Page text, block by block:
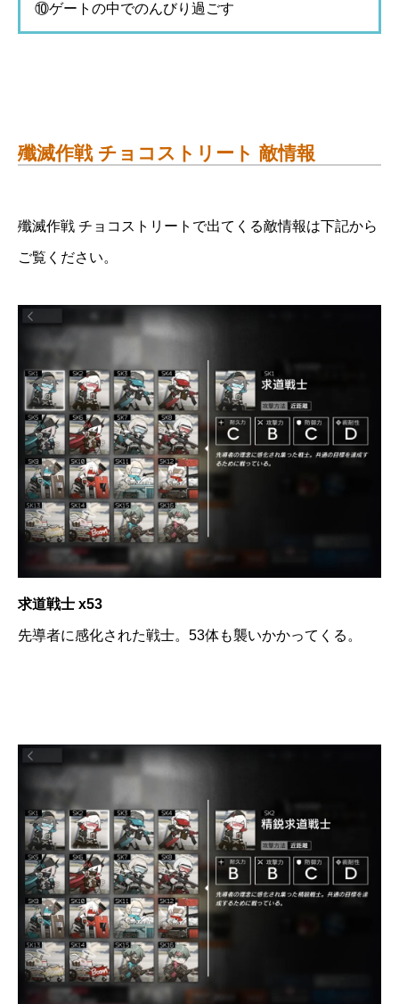
⑩ゲートの中でのんびり過ごす
殲滅作戦 チョコストリート 敵情報
殲滅作戦 チョコストリートで出てくる敵情報は下記から
ご覧ください。
求道戦士 x53
先導者に感化された戦士。53体も襲いかかってくる。